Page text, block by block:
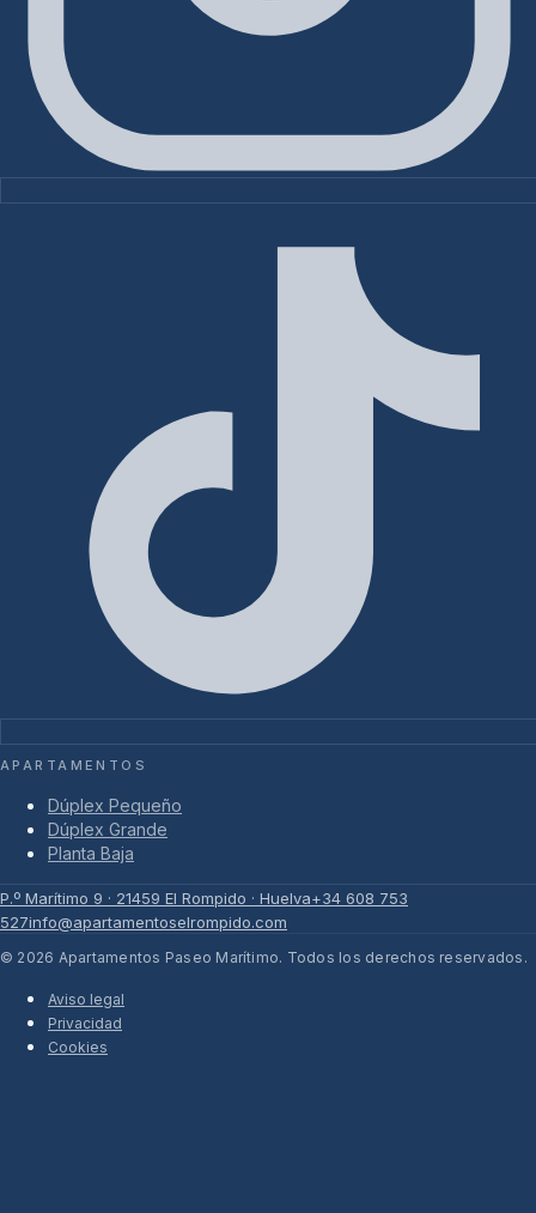
APARTAMENTOS
Dúplex Pequeño
Dúplex Grande
Planta Baja
P.º Marítimo 9 · 21459 El Rompido · Huelva+34 608 753
527info@apartamentoselrompido.com
© 2026 Apartamentos Paseo Marítimo. Todos los derechos reservados.
Aviso legal
Privacidad
Cookies